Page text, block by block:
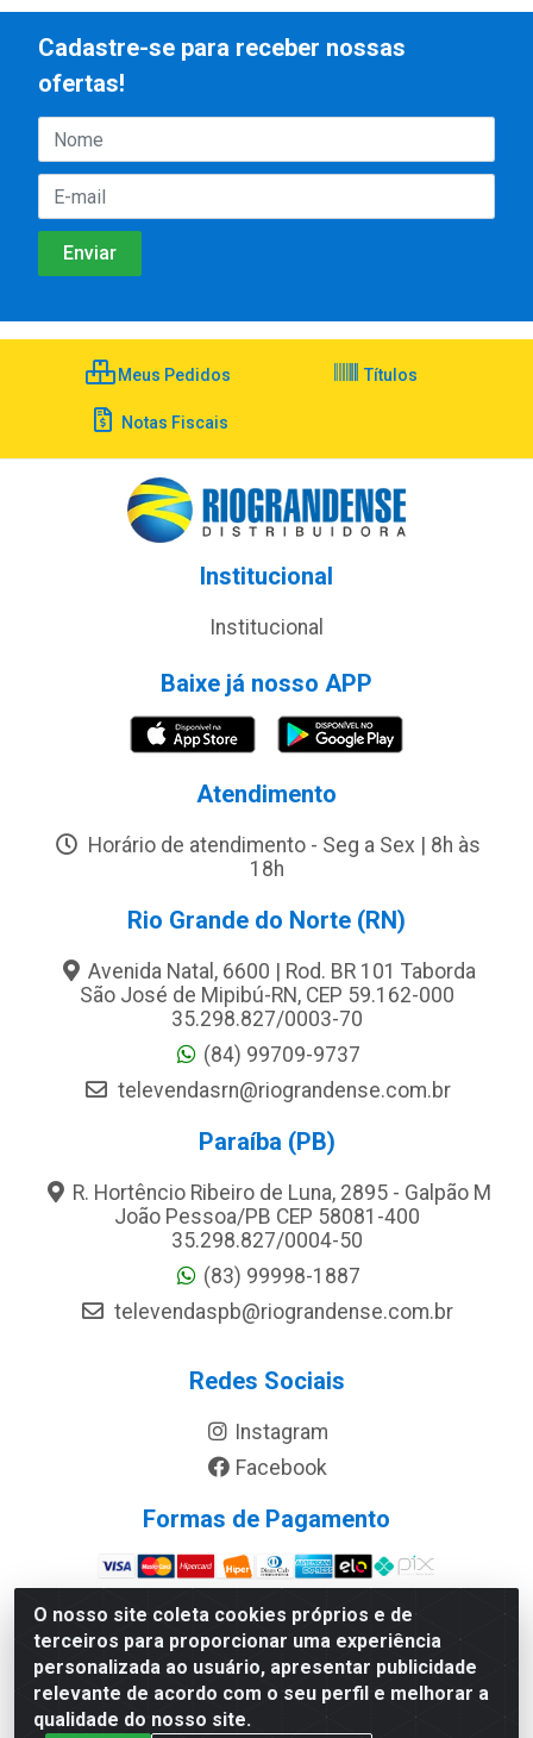
O nosso site coleta cookies próprios e de
terceiros para proporcionar uma experiência
personalizada ao usuário, apresentar publicidade
relevante de acordo com o seu perfil e melhorar a
qualidade do nosso site.
Cadastre-se para receber nossas
ofertas!
Meus Pedidos Títulos
Notas Fiscais
Institucional
Institucional
Baixe já nosso APP
Atendimento
Horário de atendimento - Seg a Sex | 8h às
18h
Rio Grande do Norte (RN)
Avenida Natal, 6600 | Rod. BR 101 Taborda
São José de Mipibú-RN, CEP 59.162-000
35.298.827/0003-70
(84) 99709-9737
televendasrn@riograndense.com.br
Paraíba (PB)
R. Hortêncio Ribeiro de Luna, 2895 - Galpão M
João Pessoa/PB CEP 58081-400
35.298.827/0004-50
(83) 99998-1887
televendaspb@riograndense.com.br
Redes Sociais
Instagram
Facebook
Formas de Pagamento
Site Seguro